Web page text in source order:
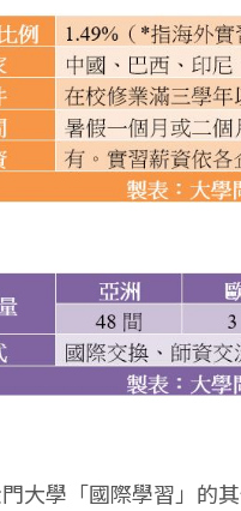
大學「國際學習」的